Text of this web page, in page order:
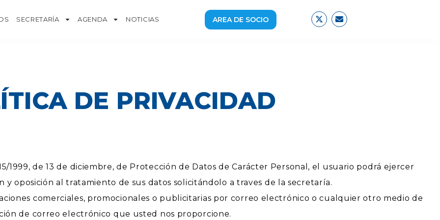
SECRETARÍA AGENDA NOTICIAS AREA DE SOCIO
DE PRIVACIDAD​
1999, de 13 de diciembre, de Protección de Datos de Carácter Personal, el usuario podrá ejercer
y oposición al tratamiento de sus datos solicitándolo a traves de la secretaría.
comerciales, promocionales o publicitarias por correo electrónico o cualquier otro medio de
de correo electrónico que usted nos proporcione.